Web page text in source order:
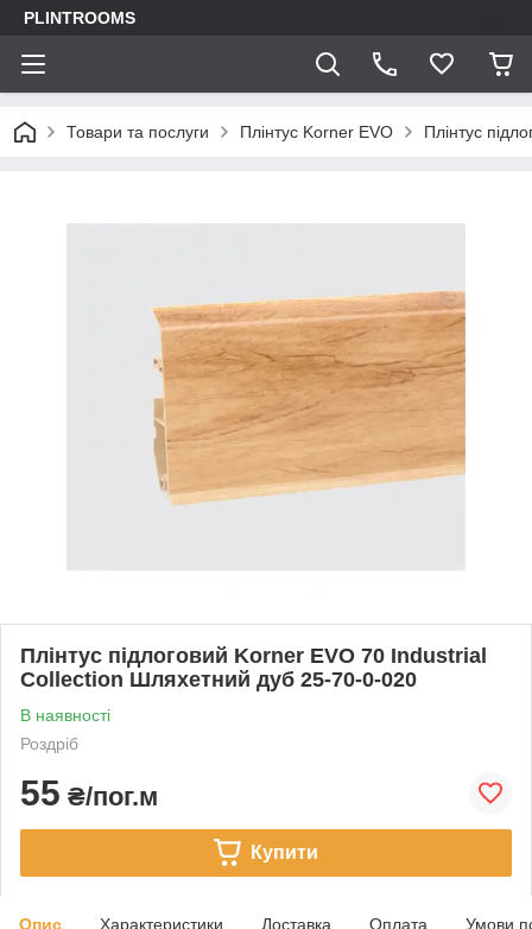
PLINTROOMS
Товари та послуги Плінтус Korner EVO Плінтус
Плінтус підлоговий Korner EVO 70 Industrial
Collection Шляхетний дуб 25-70-0-020
В наявності
Роздріб
55 ₴/пог.м
Купити
Опис Характеристики Доставка Оплата Умови